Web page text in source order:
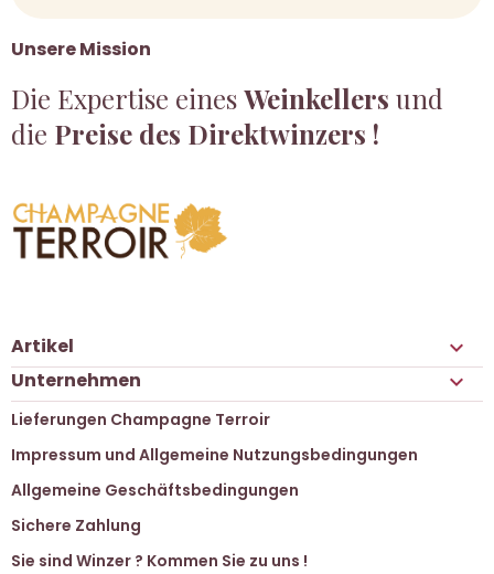
Unsere Mission
Die Expertise einesWeinkellers und
die Preise des Direktwinzers !
Artikel 
Unternehmen 
Lieferungen Champagne Terroir
Impressum und Allgemeine Nutzungsbedingungen
Allgemeine Geschäftsbedingungen
Sichere Zahlung
Sie sind Winzer ? Kommen Sie zu uns !